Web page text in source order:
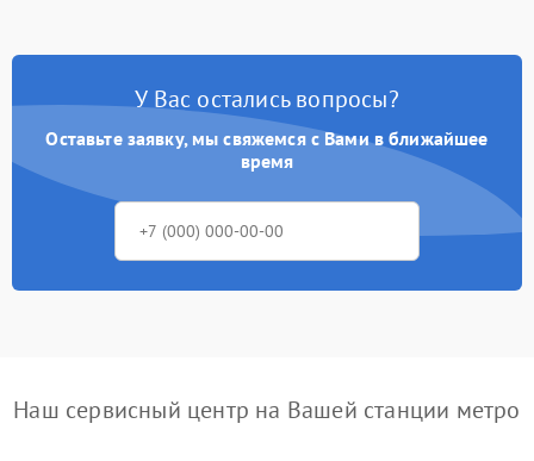
У Вас остались вопросы?
Оставьте заявку, мы свяжемся с Вами в ближайшее
время
Наш сервисный центр на Вашей станции метро